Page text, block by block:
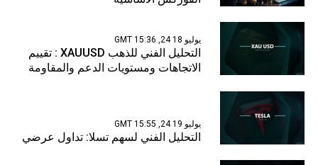
يوليو 18 24, 15:36 GMT
التحليل الفني للذهب XAUUSD : تقييم
الاتجاهات ومستويات الدعم والمقاومة
يوليو 19 24, 15:55 GMT
التحليل الفني لسهم تسلا: تداول عرضي